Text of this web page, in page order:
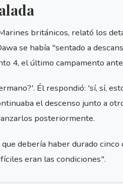
británicos, relató los
se había "sentado a
4, el último campamento
Él respondió: 'sí, sí,
el descenso junto a
posteriormente.
debería haber durado
eran las condiciones".